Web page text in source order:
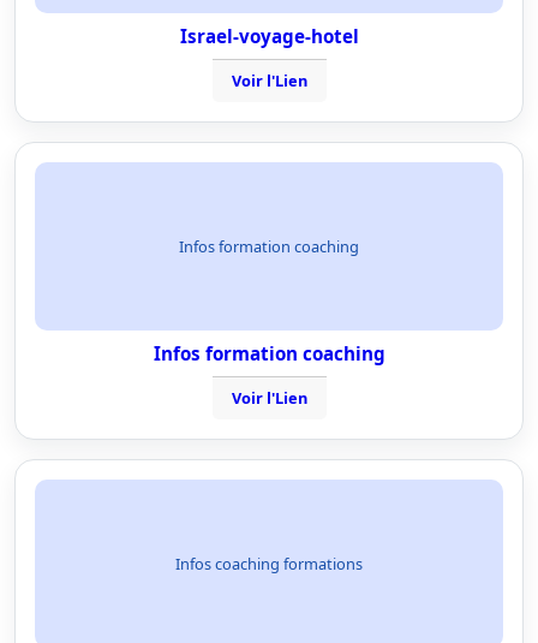
Israel-voyage-hotel
Voir l'Lien
Infos formation coaching
Infos formation coaching
Voir l'Lien
Infos coaching formations